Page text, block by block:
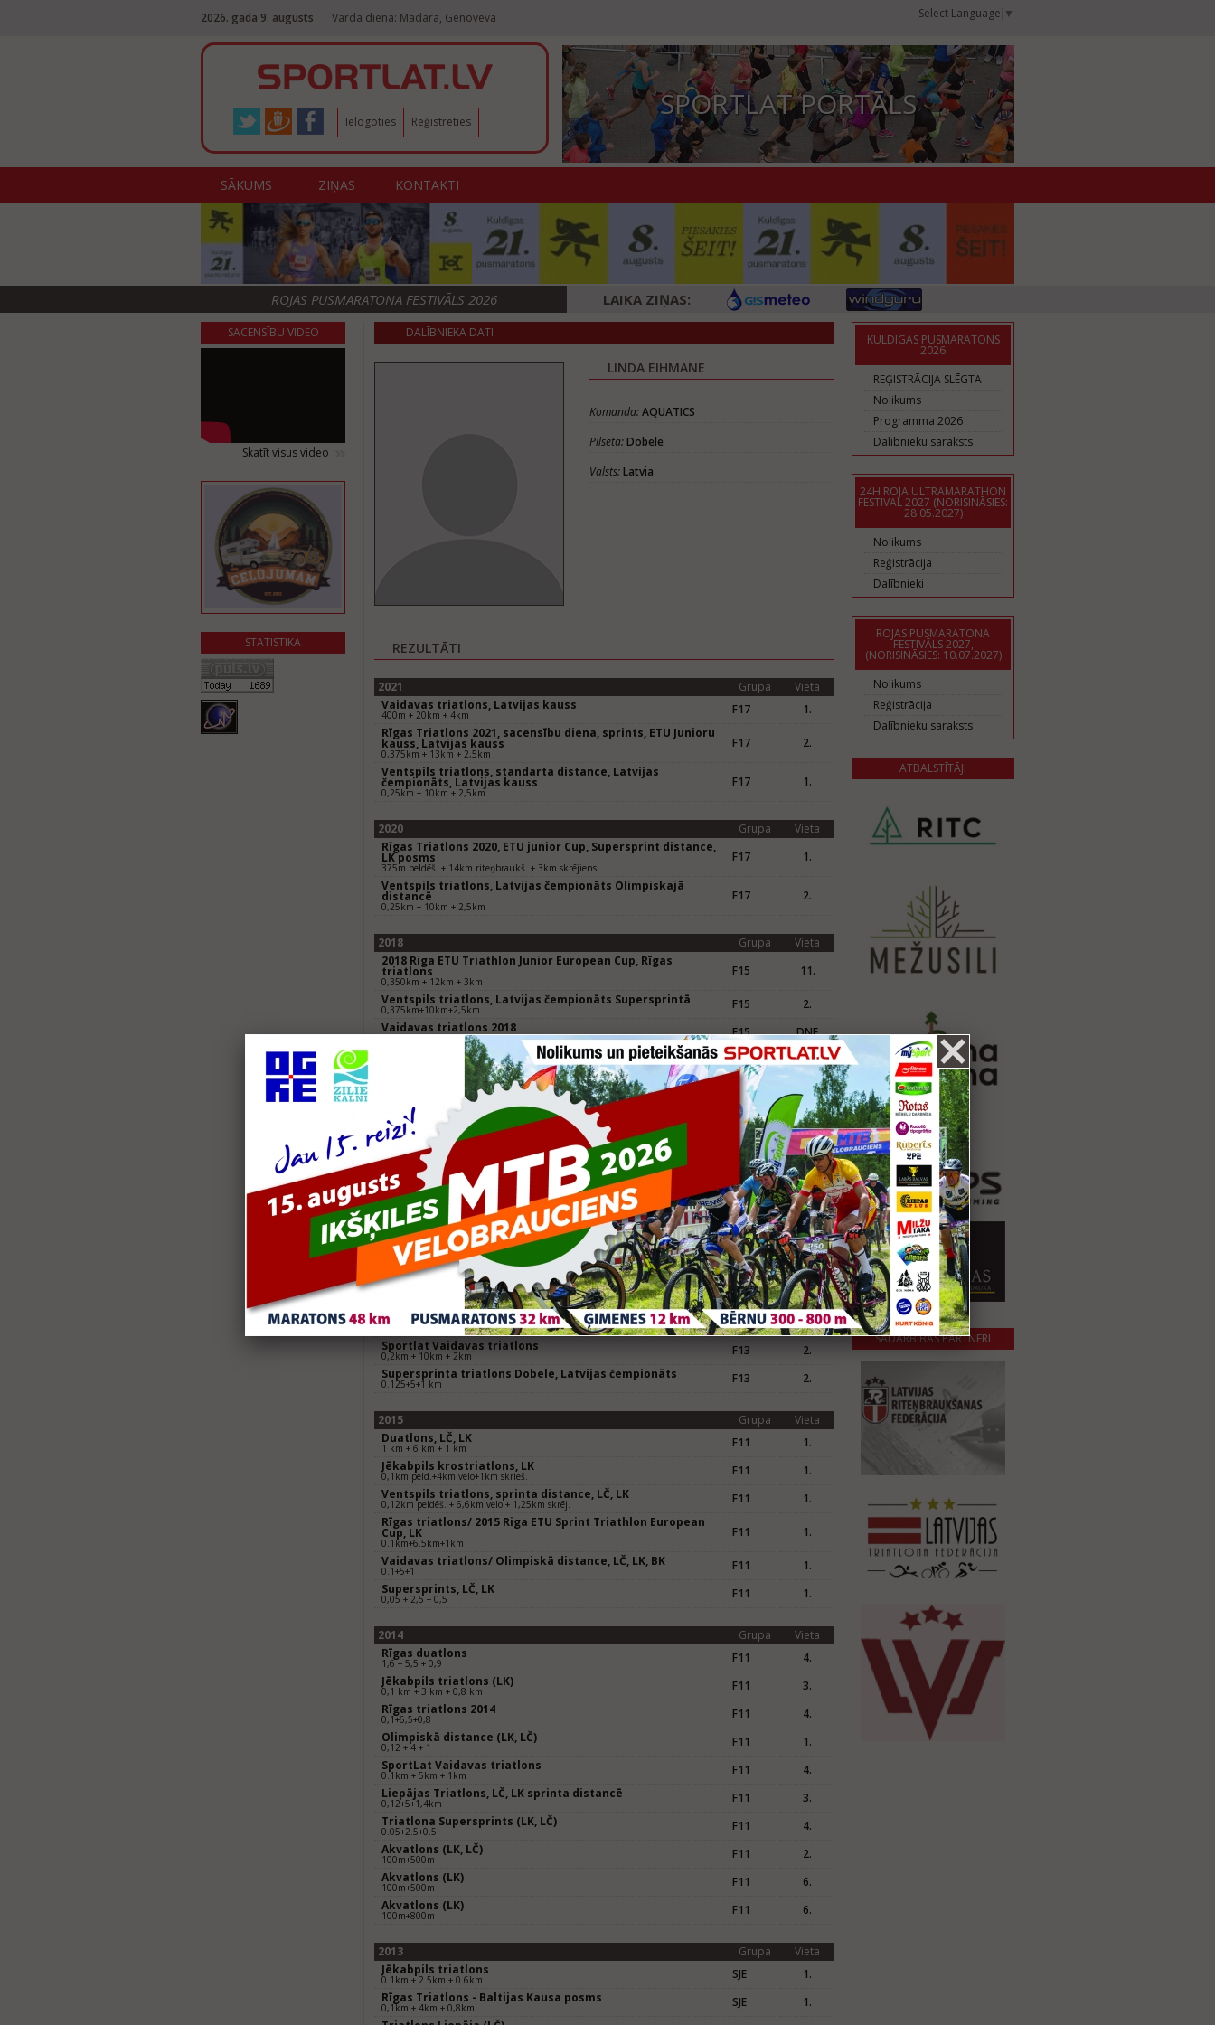
2026. gada 9. augusts Vārda diena: Madara, Genoveva Select Language ▼
Ielogoties Reģistrēties SPORTLAT PORTĀLS
SĀKUMS ZIŅAS KONTAKTI
ROJAS PUSMARATONA FESTIVĀLS 2026 LAIKA ZIŅAS:
SACENSĪBU VIDEO
Skatīt visus video
STATISTIKA
DALĪBNIEKA DATI
LINDA EIHMANE
Komanda:AQUATICS
Pilsēta:Dobele
Valsts:Latvia
REZULTĀTI
2021 Grupa
Vieta
Vaidavas triatlons, Latvijas kauss
400m + 20km + 4km F17
1.
Rīgas Triatlons 2021, sacensību diena, sprints, ETU Junioru
kauss, Latvijas kauss
0,375km + 13km + 2,5km
F17
2.
Ventspils triatlons, standarta distance, Latvijas
čempionāts, Latvijas kauss
0,25km + 10km + 2,5km
F17 1.
2020 Grupa
Vieta
Rīgas Triatlons 2020, ETU junior Cup, Supersprint distance,
LK posms
375m peldēš. + 14km riteņbraukš. + 3km skrējiens
F17
1.
Ventspils triatlons, Latvijas čempionāts Olimpiskajā
distancē
0,25km + 10km + 2,5km
F17 2.
2018 Grupa
Vieta
2018 Riga ETU Triathlon Junior European Cup, Rīgas
triatlons
0,350km + 12km + 3km
F15
11.
Ventspils triatlons, Latvijas čempionāts Supersprintā
0,375km+10km+2,5km F15
2.
Vaidavas triatlons 2018
0,45km peldēš. + 22km velo + 4km skrēj. F15 DNF
Grupa
Vieta
2017 Riga ETU Triathlon Junior European Cup
0,350km + 14,4km + 3km F13
8.
Latvijas Čempionāts Standarta distancē
0,375km+10km+2,5km F13
1.
Vaidavas triatlons, Latvijas čempionāts vidējā distancē
(Half Ironman)
0.25km peldēš. + 11km velo + 2km skrēj.
F13
1.
Latvijas Čempionāts Supersprinta distancē
0,125km+5km+1km F13 2.
2016 Grupa
Vieta
Jēkabpils krostriatlons, Latvijas čempionāts
0,25 km + 12 km + 2.5 km F13
1.
Ventspils triatlons standarta distancē, Latvijas kauss
0,375km+10km+2,5km F13
2.
Rīgas Triatlons, 2016 Riga ETU Triathlon Junior European
Cup
0,35km + 14,4km + 3km
F13
3.
Sportlat Vaidavas triatlons
0,2km + 10km + 2km F13
2.
Supersprinta triatlons Dobele, Latvijas čempionāts
0.125+5+1 km F13 2.
2015 Grupa
Vieta
Duatlons, LČ, LK
1 km + 6 km + 1 km F11
1.
Jēkabpils krostriatlons, LK
0,1km peld.+4km velo+1km skrieš. F11
1.
Ventspils triatlons, sprinta distance, LČ, LK
0,12km peldēš. + 6,6km velo + 1,25km skrēj. F11
1.
Rīgas triatlons/ 2015 Riga ETU Sprint Triathlon European
Cup, LK
0.1km+6.5km+1km
F11
1.
Vaidavas triatlons/ Olimpiskā distance, LČ, LK, BK
0.1+5+1 F11
1.
Supersprints, LČ, LK
0,05 + 2,5 + 0,5 F11 1.
2014 Grupa
Vieta
Rīgas duatlons
1,6 + 5,5 + 0,9 F11
4.
Jēkabpils triatlons (LK)
0,1 km + 3 km + 0,8 km F11
3.
Rīgas triatlons 2014
0,1+6,5+0,8 F11
4.
Olimpiskā distance (LK, LČ)
0,12 + 4 + 1 F11
1.
SportLat Vaidavas triatlons
0.1km + 5km + 1km F11
4.
Liepājas Triatlons, LČ, LK sprinta distancē
0,12+5+1,4km F11
3.
Triatlona Supersprints (LK, LČ)
0.05+2.5+0.5 F11
4.
Akvatlons (LK, LČ)
100m+500m F11
2.
Akvatlons (LK)
100m+500m F11
6.
Akvatlons (LK)
100m+800m F11 6.
2013 Grupa
Vieta
Jēkabpils triatlons
0.1km + 2.5km + 0.6km SJE
1.
Rīgas Triatlons - Baltijas Kausa posms
0,1km + 4km + 0,8km SJE
1.
KULDĪGAS PUSMARATONS
2026
REĢISTRĀCIJA SLĒGTA
Nolikums
Programma 2026
Dalībnieku saraksts
24H ROJA ULTRAMARATHON
FESTIVAL 2027 (NORISINĀSIES:
28.05.2027)
Nolikums
Reģistrācija
Dalībnieki
ROJAS PUSMARATONA
FESTIVĀLS 2027,
(NORISINĀSIES: 10.07.2027)
Nolikums
Reģistrācija
Dalībnieku saraksts
ATBALSTĪTĀJI
SADARBĪBAS PARTNERI